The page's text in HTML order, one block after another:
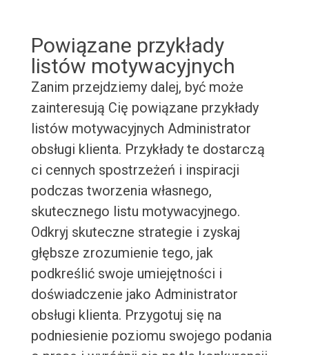
Powiązane przykłady
listów motywacyjnych
Zanim przejdziemy dalej, być może
zainteresują Cię powiązane przykłady
listów motywacyjnych Administrator
obsługi klienta. Przykłady te dostarczą
ci cennych spostrzeżeń i inspiracji
podczas tworzenia własnego,
skutecznego listu motywacyjnego.
Odkryj skuteczne strategie i zyskaj
głębsze zrozumienie tego, jak
podkreślić swoje umiejętności i
doświadczenie jako Administrator
obsługi klienta. Przygotuj się na
podniesienie poziomu swojego podania